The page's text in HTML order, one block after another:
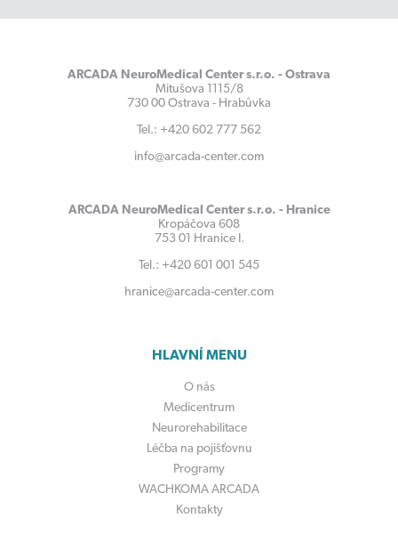
ARCADA NeuroMedical Center s.r.o. - Ostrava
Mitušova 1115/8
730 00 Ostrava - Hrabůvka
Tel.: +420 602 777 562
info@arcada-center.com
ARCADA NeuroMedical Center s.r.o. - Hranice
Kropáčova 608
753 01 Hranice I.
Tel.: +420 601 001 545
hranice@arcada-center.com
HLAVNÍ MENU
O nás
Medicentrum
Neurorehabilitace
Léčba na pojišťovnu
Programy
WACHKOMA ARCADA
Kontakty